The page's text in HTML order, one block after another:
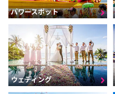
パワースポット
ウェディング